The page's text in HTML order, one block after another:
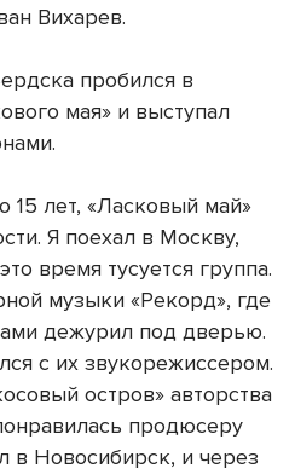
Вихарев.
пробился в
мая» и выступал
15 лет, «Ласковый май»
Я поехал в Москву,
время тусуется группа.
музыки «Рекорд», где
дежурил под дверью.
с их звукорежиссером.
остров» авторства
продюсеру
в Новосибирск, и через